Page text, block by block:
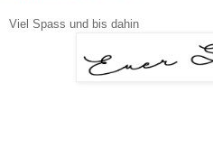
Viel Spass und bis dahin